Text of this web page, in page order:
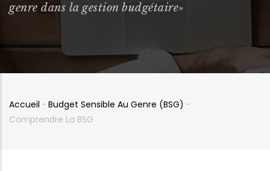
genre dans la gestion budgétaire»
Fil
Accueil -Budget Sensible Au Genre (BSG) -
Comprendre La BSG